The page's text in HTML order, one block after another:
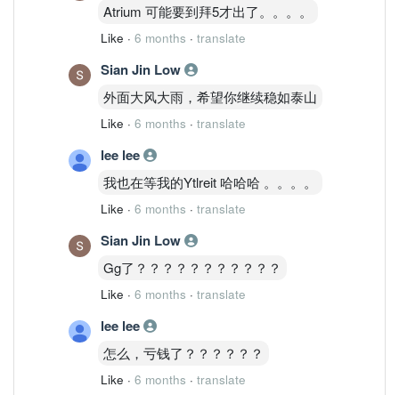
Atrium 可能要到拜5才出了。。。。
Like · 6 months · translate
Sian Jin Low
外面大风大雨，希望你继续稳如泰山
Like · 6 months · translate
lee lee
我也在等我的Ytlreit 哈哈哈 。。。。
Like · 6 months · translate
Sian Jin Low
Gg了？？？？？？？？？？？
Like · 6 months · translate
lee lee
怎么，亏钱了？？？？？？
Like · 6 months · translate